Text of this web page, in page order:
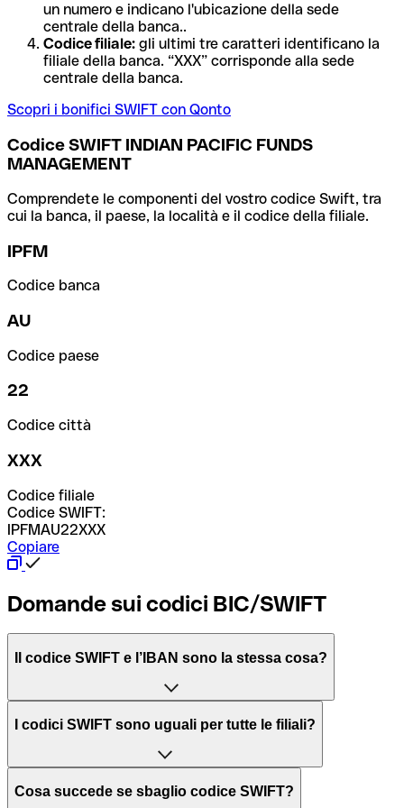
un numero e indicano l'ubicazione della sede
centrale della banca..
Codice filiale: gli ultimi tre caratteri identificano la
filiale della banca. “XXX” corrisponde alla sede
centrale della banca.
Scopri i bonifici SWIFT con Qonto
Codice SWIFT INDIAN PACIFIC FUNDS
MANAGEMENT
Comprendete le componenti del vostro codice Swift, tra
cui la banca, il paese, la località e il codice della filiale.
IPFM
Codice banca
AU
Codice paese
22
Codice città
XXX
Codice filiale
Codice SWIFT:
IPFMAU22XXX
Copiare
Domande sui codici BIC/SWIFT
Il codice SWIFT e l’IBAN sono la stessa cosa?
L'acronimo SWIFT sta per “Society for Worldwide
per l’elaborazione dei pagamenti tra diversi Paesi.
I codici SWIFT sono uguali per tutte le filiali?
Dipende dalle banche. In alcuni casi le banche utilizzano
Cosa succede se sbaglio codice SWIFT?